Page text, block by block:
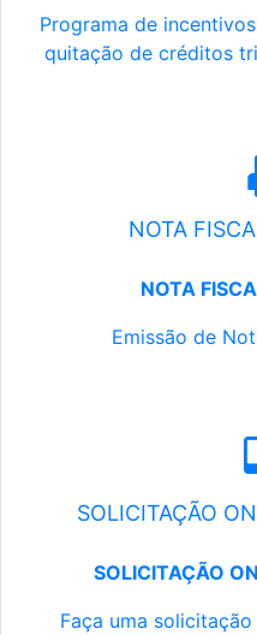
Programa de
quitação de créditos
NOTA
NOTA
Emissão de
SOLICITAÇÃO
SOLICITAÇÃO
Faça uma